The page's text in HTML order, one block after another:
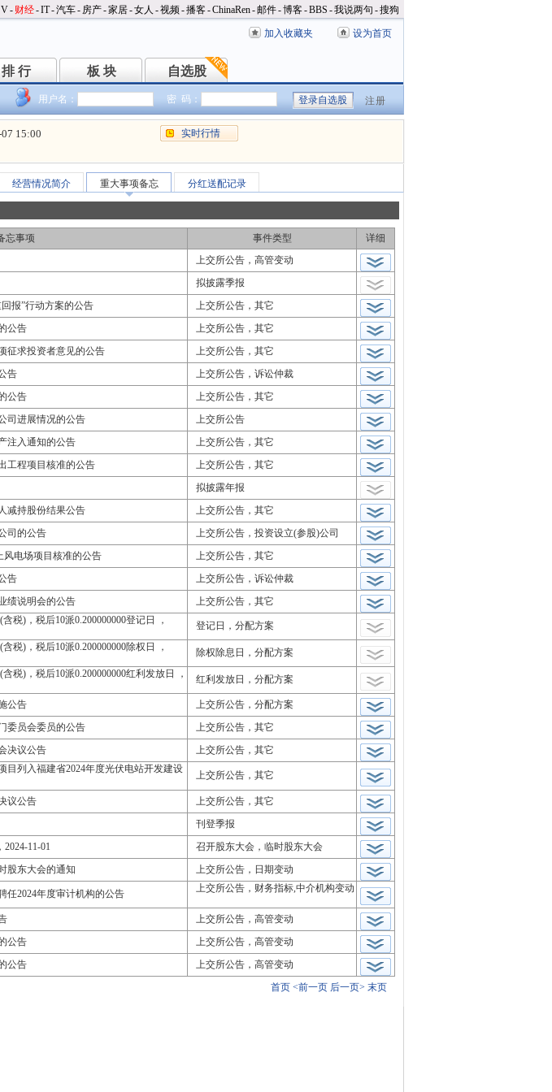
V- 财经-IT-汽车- 房产-家居-女人 -视频-播客-ChinaRen-邮件-博客-BBS -我说两句 -搜狗
加入收藏夹 设为首页
排 行
排 行 板 块
板 块 自选股
自选股
用户名： 密 码： 注册
15:00 实时行情
经营情况简介 重大事项备忘 分红送配记录
忘事项 事件类型
详细
上交所公告，高管变动
拟披露季报
报”行动方案的公告
上交所公告，其它
公告
上交所公告，其它
征求投资者意见的公告
上交所公告，其它
告
上交所公告，诉讼仲裁
公告
上交所公告，其它
司进展情况的公告
上交所公告
注入通知的公告
上交所公告，其它
工程项目核准的公告
上交所公告，其它
拟披露年报
减持股份结果公告
上交所公告，其它
司的公告
上交所公告，投资设立(参股)公司
风电场项目核准的公告
上交所公告，其它
告
上交所公告，诉讼仲裁
绩说明会的公告 上交所公告，其它
税)，税后10派0.200000000登记日 ，
登记日，分配方案
税)，税后10派0.200000000除权日 ，
除权除息日，分配方案
税)，税后10派0.200000000红利发放日 ，
红利发放日，分配方案
公告
上交所公告，分配方案
委员会委员的公告
上交所公告，其它
决议公告 上交所公告，其它
目列入福建省2024年度光伏电站开发建设
上交所公告，其它
议公告
上交所公告，其它
刊登季报
11-01
召开股东大会，临时股东大会
股东大会的通知 上交所公告，日期变动
任2024年度审计机构的公告 上交所公告，财务指标,中介机构变动
上交所公告，高管变动
公告
上交所公告，高管变动
公告
上交所公告，高管变动
首页 <前一页 后一页> 末页